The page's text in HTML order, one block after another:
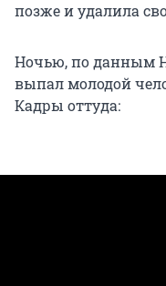
позже и удалила
Ночью, по данным
выпал молодой
Кадры оттуда: